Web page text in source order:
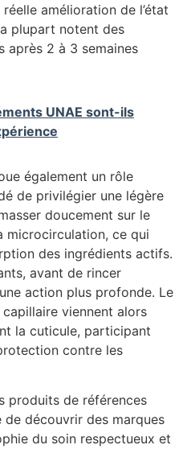
amélioration de l’état
plupart notent des
après 2 à 3 semaines
UNAE sont-ils
également un rôle
de privilégier une légère
doucement sur le
microcirculation, ce qui
des ingrédients actifs.
avant de rincer
action plus profonde. Le
viennent alors
la cuticule, participant
contre les
produits de références
découvrir des marques
du soin respectueux et